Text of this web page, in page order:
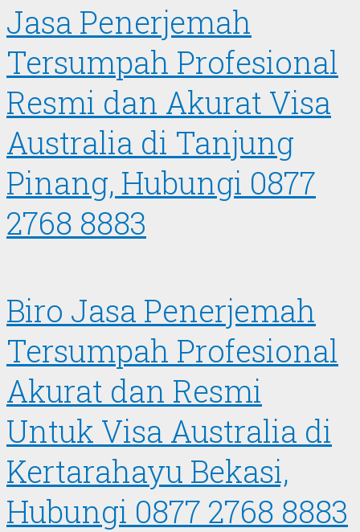
Jasa Penerjemah
Tersumpah Profesional
Resmi dan Akurat Visa
Australia di Tanjung
Pinang, Hubungi 0877
2768 8883
Biro Jasa Penerjemah
Tersumpah Profesional
Akurat dan Resmi
Untuk Visa Australia di
Kertarahayu Bekasi,
Hubungi 0877 2768 8883